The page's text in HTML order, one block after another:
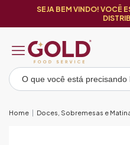
SEJA BEM VINDO! VOCÊ
Home Doces, Sobremesas e